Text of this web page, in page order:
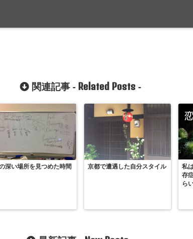
関連記事 - Related Posts-
深い場所を見つめた時間 京都で遭遇した自分スタイル
私
存
ら